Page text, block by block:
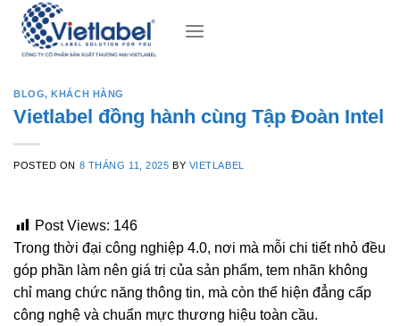
Skip
content
BLOG,KHÁCH HÀNG
Vietlabel đồng hành cùng Tập Đoàn Intel
POSTED ON 8 THÁNG 11, 2025 BY VIETLABEL
Post Views: 146
Trong thời đại công nghiệp 4.0, nơi mà mỗi chi tiết nhỏ đều
góp phần làm nên giá trị của sản phẩm, tem nhãn không
chỉ mang chức năng thông tin, mà còn thể hiện đẳng cấp
công nghệ và chuẩn mực thương hiệu toàn cầu.